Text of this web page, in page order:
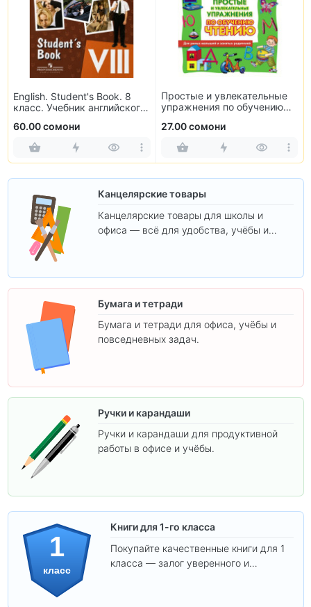
English. Student's Book. 8
класс. Учебник английского
60.00 сомони
Простые и увлекательные
упражнения по обучению
27.00 сомони
Канцелярские товары
Канцелярские товары для школы и
офиса — всё для удобства, учёбы и
Бумага и тетради
Бумага и тетради для офиса, учёбы и
повседневных задач.
Ручки и карандаши
Ручки и карандаши для продуктивной
работы в офисе и учёбы.
1
класс
Книги для 1-го класса
Покупайте качественные книги для 1
класса — залог уверенного и